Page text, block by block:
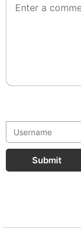
Submit